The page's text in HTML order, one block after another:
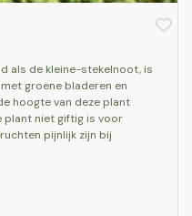
groene bladeren en
hoogte van deze plant
plant niet giftig is voor
pijnlijk zijn bij